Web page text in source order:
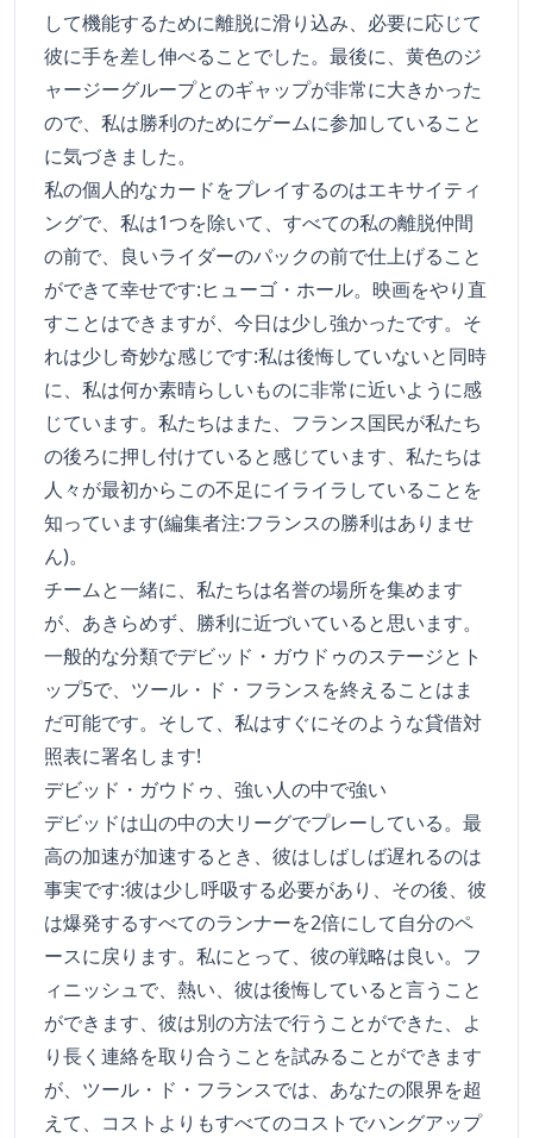
して機能するために離脱に滑り込み、必要に応じて
彼に手を差し伸べることでした。最後に、黄色のジ
ャージーグループとのギャップが非常に大きかった
ので、私は勝利のためにゲームに参加していること
に気づきました。
私の個人的なカードをプレイするのはエキサイティ
ングで、私は1つを除いて、すべての私の離脱仲間
の前で、良いライダーのパックの前で仕上げること
ができて幸せです:ヒューゴ・ホール。映画をやり直
すことはできますが、今日は少し強かったです。そ
れは少し奇妙な感じです:私は後悔していないと同時
に、私は何か素晴らしいものに非常に近いように感
じています。私たちはまた、フランス国民が私たち
の後ろに押し付けていると感じています、私たちは
人々が最初からこの不足にイライラしていることを
知っています(編集者注:フランスの勝利はありませ
ん)。
チームと一緒に、私たちは名誉の場所を集めます
が、あきらめず、勝利に近づいていると思います。
一般的な分類でデビッド・ガウドゥのステージとト
ップ5で、ツール・ド・フランスを終えることはま
だ可能です。そして、私はすぐにそのような貸借対
照表に署名します!
デビッド・ガウドゥ、強い人の中で強い
デビッドは山の中の大リーグでプレーしている。最
高の加速が加速するとき、彼はしばしば遅れるのは
事実です:彼は少し呼吸する必要があり、その後、彼
は爆発するすべてのランナーを2倍にして自分のペ
ースに戻ります。私にとって、彼の戦略は良い。フ
ィニッシュで、熱い、彼は後悔していると言うこと
ができます、彼は別の方法で行うことができた、よ
り長く連絡を取り合うことを試みることができます
が、ツール・ド・フランスでは、あなたの限界を超
えて、コストよりもすべてのコストでハングアップ